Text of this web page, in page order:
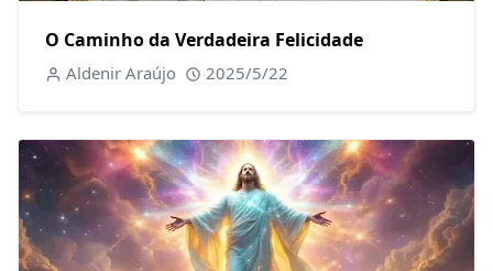
O Caminho da Verdadeira Felicidade
Aldenir Araújo 2025/5/22